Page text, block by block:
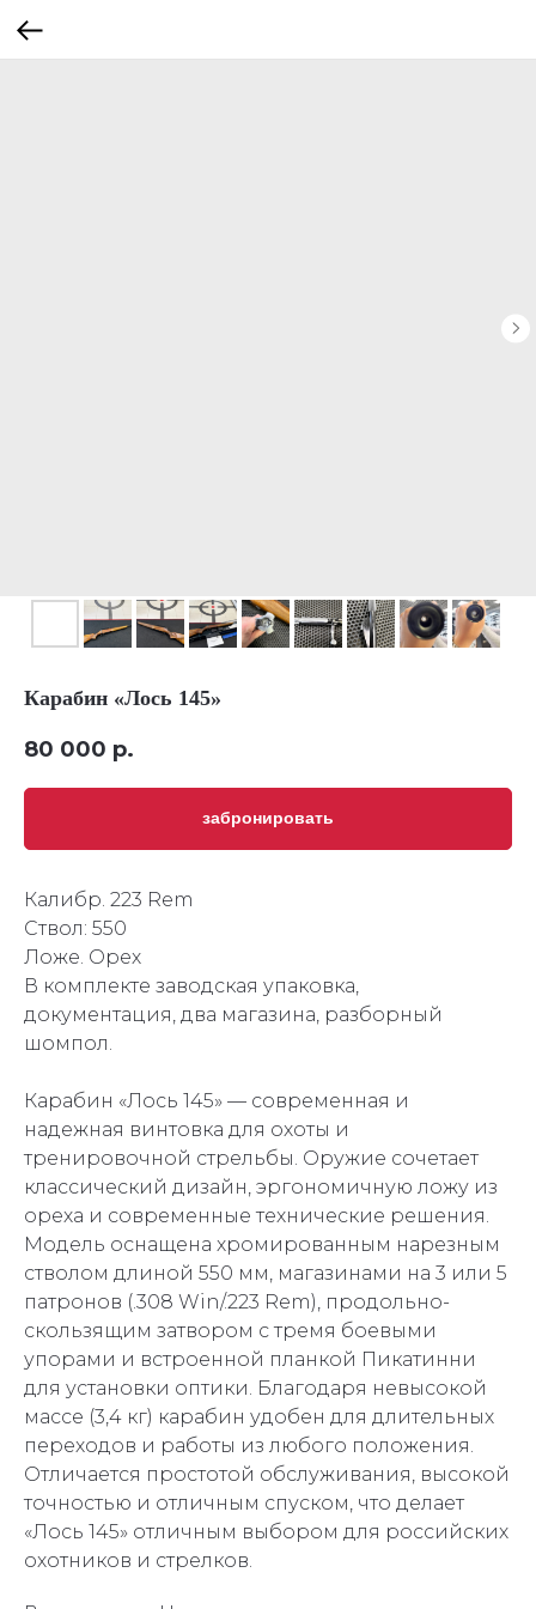
Карабин «Лось 145»
80 000 р.
забронировать
Калибр. 223 Rem
Ствол: 550
Ложе. Орех
В комплекте заводская упаковка,
документация, два магазина, разборный
шомпол.
Карабин «Лось 145» — современная и
надежная винтовка для охоты и
тренировочной стрельбы. Оружие сочетает
классический дизайн, эргономичную ложу из
ореха и современные технические решения.
Модель оснащена хромированным нарезным
стволом длиной 550 мм, магазинами на 3 или 5
патронов (.308 Win/.223 Rem), продольно-
скользящим затвором с тремя боевыми
упорами и встроенной планкой Пикатинни
для установки оптики. Благодаря невысокой
массе (3,4 кг) карабин удобен для длительных
переходов и работы из любого положения.
Отличается простотой обслуживания, высокой
точностью и отличным спуском, что делает
«Лось 145» отличным выбором для российских
охотников и стрелков.